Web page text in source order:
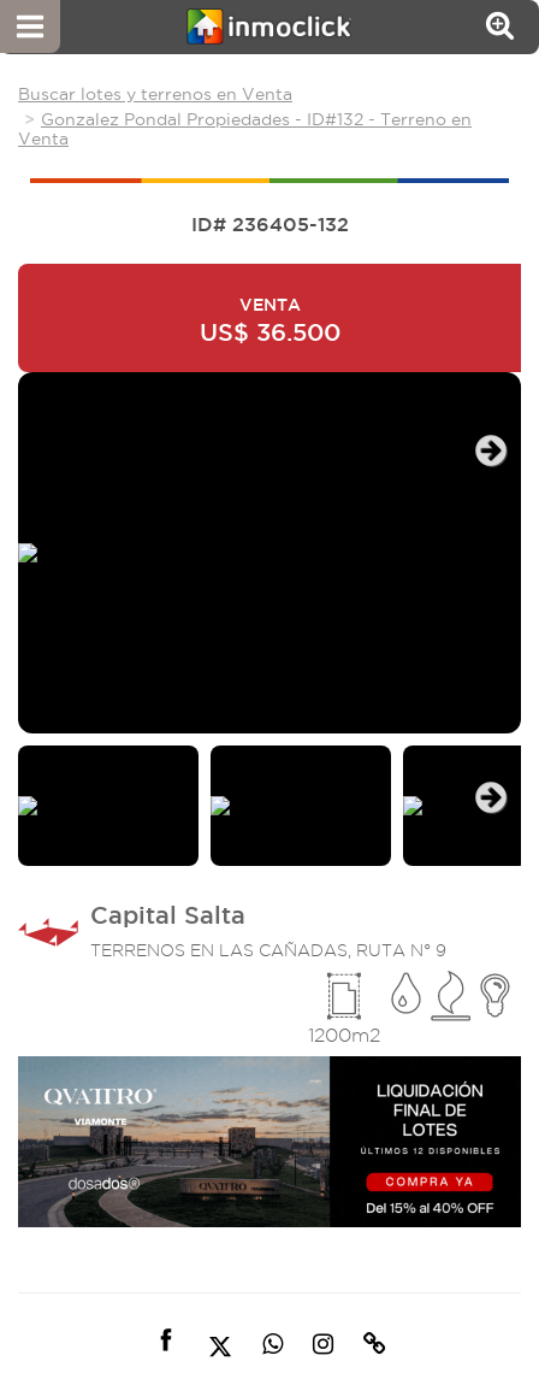
Buscar lotes y terrenos en Venta
Gonzalez Pondal Propiedades - ID#132 - Terreno en
Venta
ID# 236405-132
VENTA
US$ 36.500
Capital Salta
TERRENOS EN LAS CAÑADAS, RUTA N° 9
1200m2